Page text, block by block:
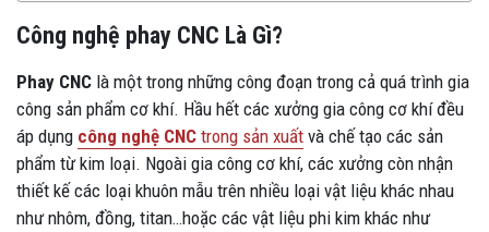
Công nghệ phay CNC Là Gì?
Phay CNC là một trong những công đoạn trong cả quá trình gia
công sản phẩm cơ khí. Hầu hết các xưởng gia công cơ khí đều
áp dụng công nghệ CNC trong sản xuất và chế tạo các sản
phẩm từ kim loại. Ngoài gia công cơ khí, các xưởng còn nhận
thiết kế các loại khuôn mẫu trên nhiều loại vật liệu khác nhau
như nhôm, đồng, titan…hoặc các vật liệu phi kim khác như